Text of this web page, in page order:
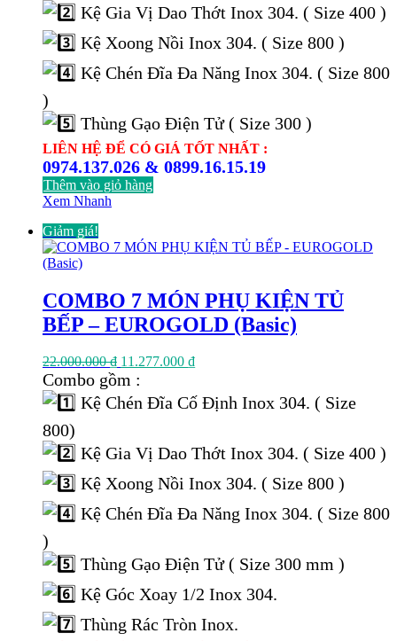
Kệ Gia Vị Dao Thớt Inox 304. ( Size 400 )
Kệ Xoong Nồi Inox 304. ( Size 800 )
Kệ Chén Đĩa Đa Năng Inox 304. ( Size 800
)
Thùng Gạo Điện Tử ( Size 300 )
LIÊN HỆ ĐỂ CÓ GIÁ TỐT NHẤT :
0974.137.026 & 0899.16.15.19
Thêm vào giỏ hàng
Xem Nhanh
Giảm giá!
COMBO 7 MÓN PHỤ KIỆN TỦ
BẾP – EUROGOLD (Basic)
22.000.000₫ Giá
gốc
là:
22.000.000 ₫.
11.277.000 ₫Giá
tại
là:
Combo gồm :
Kệ Chén Đĩa Cố Định Inox 304. ( Size
800)
Kệ Gia Vị Dao Thớt Inox 304. ( Size 400 )
Kệ Xoong Nồi Inox 304. ( Size 800 )
Kệ Chén Đĩa Đa Năng Inox 304. ( Size 800
)
Thùng Gạo Điện Tử ( Size 300 mm )
Kệ Góc Xoay 1/2 Inox 304.
Thùng Rác Tròn Inox.